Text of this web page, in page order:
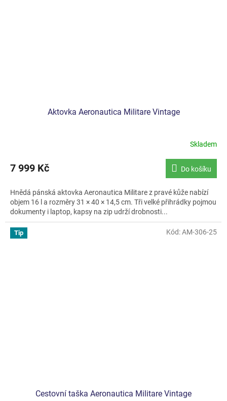
Aktovka Aeronautica Militare Vintage
Skladem
7 999 Kč Do košíku
Hnědá pánská aktovka Aeronautica Militare z pravé kůže nabízí
objem 16 l a rozměry 31 × 40 × 14,5 cm. Tři velké přihrádky pojmou
dokumenty i laptop, kapsy na zip udrží drobnosti...
Tip
Cestovní taška Aeronautica Militare Vintage
Kód:AM-306-25